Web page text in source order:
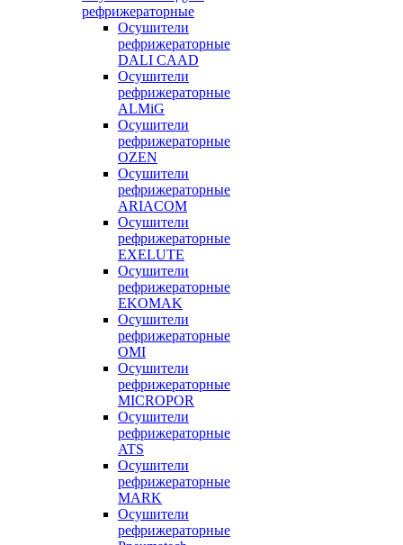
рефрижераторные
Осушители
рефрижераторные
DALI CAAD
Осушители
рефрижераторные
ALMiG
Осушители
рефрижераторные
OZEN
Осушители
рефрижераторные
ARIACOM
Осушители
рефрижераторные
EXELUTE
Осушители
рефрижераторные
EKOMAK
Осушители
рефрижераторные
OMI
Осушители
рефрижераторные
MICROPOR
Осушители
рефрижераторные
ATS
Осушители
рефрижераторные
MARK
Осушители
рефрижераторные